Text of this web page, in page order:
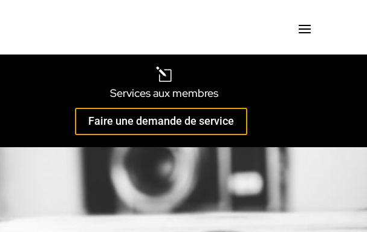
l
Services aux membres
Faire une demande de service